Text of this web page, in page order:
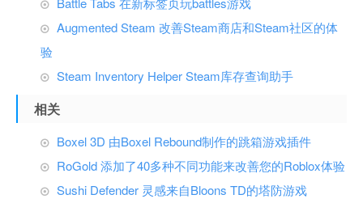
Augmented Steam 改善Steam商店和Steam社区的体
验
Steam Inventory Helper Steam库存查询助手
相关
Boxel 3D 由Boxel Rebound制作的跳箱游戏插件
RoGold 添加了40多种不同功能来改善您的Roblox体验
Sushi Defender 灵感来自Bloons TD的塔防游戏